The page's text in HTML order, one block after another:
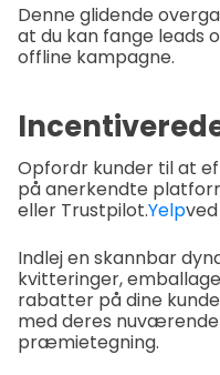
Denne glidende
at du kan fange leads
offline kampagne.
Opfordr kunder til at
på anerkendte
eller Trustpilot.Yelp
Indlej en skannbar
kvitteringer,
rabatter på dine
med deres
præmietegning.